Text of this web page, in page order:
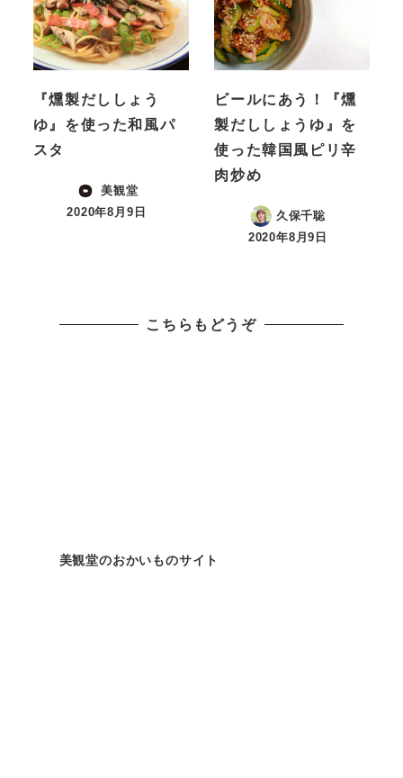
『燻製だししょう
ゆ』を使った和風パ
スタ
美観堂
投稿日
2020年8月9日
ビールにあう！『燻
製だししょうゆ』を
使った韓国風ピリ辛
肉炒め
久保千聡
投稿日
2020年8月9日
こちらもどうぞ
美観堂のおかいものサイト